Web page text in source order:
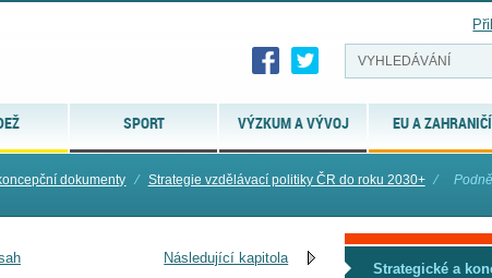
SPORT VÝZKUM A VÝVOJ EU A ZAHRANIČÍ
dokumenty ⁄ Strategie vzdělávací politiky ČR do roku 2030+ ⁄
Následující kapitola
Strategické a